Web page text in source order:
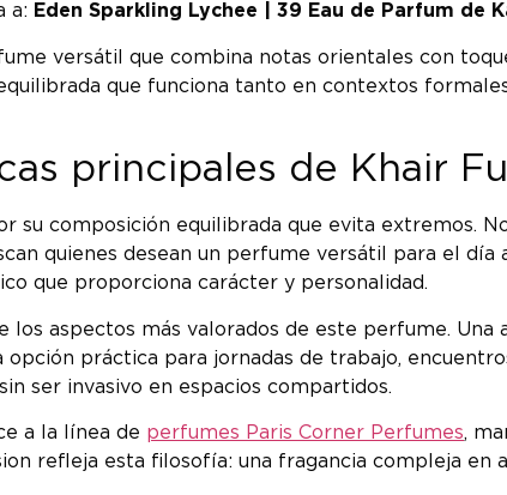
a: Eden Sparkling Lychee | 39 Eau de Parfum de
versátil que combina notas orientales con
que funciona tanto en contextos
principales de Khair
su composición equilibrada que evita extremos.
quienes desean un perfume versátil para el
que proporciona carácter y personalidad.
los aspectos más valorados de este perfume.
práctica para jornadas de trabajo,
ser invasivo en espacios compartidos.
a la línea de perfumes Paris Corner Perfumes,
refleja esta filosofía: una fragancia compleja en